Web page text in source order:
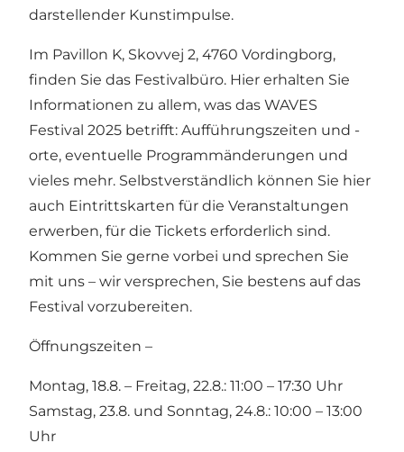
darstellender Kunstimpulse.
Im Pavillon K, Skovvej 2, 4760 Vordingborg,
finden Sie das Festivalbüro. Hier erhalten Sie
Informationen zu allem, was das WAVES
Festival 2025 betrifft: Aufführungszeiten und -
orte, eventuelle Programmänderungen und
vieles mehr. Selbstverständlich können Sie hier
auch Eintrittskarten für die Veranstaltungen
erwerben, für die Tickets erforderlich sind.
Kommen Sie gerne vorbei und sprechen Sie
mit uns – wir versprechen, Sie bestens auf das
Festival vorzubereiten.
Öffnungszeiten –
Montag, 18.8. – Freitag, 22.8.: 11:00 – 17:30 Uhr
Samstag, 23.8. und Sonntag, 24.8.: 10:00 – 13:00
Uhr